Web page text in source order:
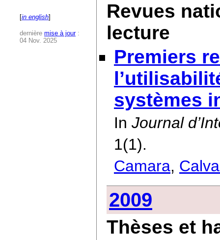
[in english]
dernière mise à jour:
04 Nov. 2025
Revues
lecture
Premiers
systèmes
In Journal
1(1).
Camara,
2009
Thèses et